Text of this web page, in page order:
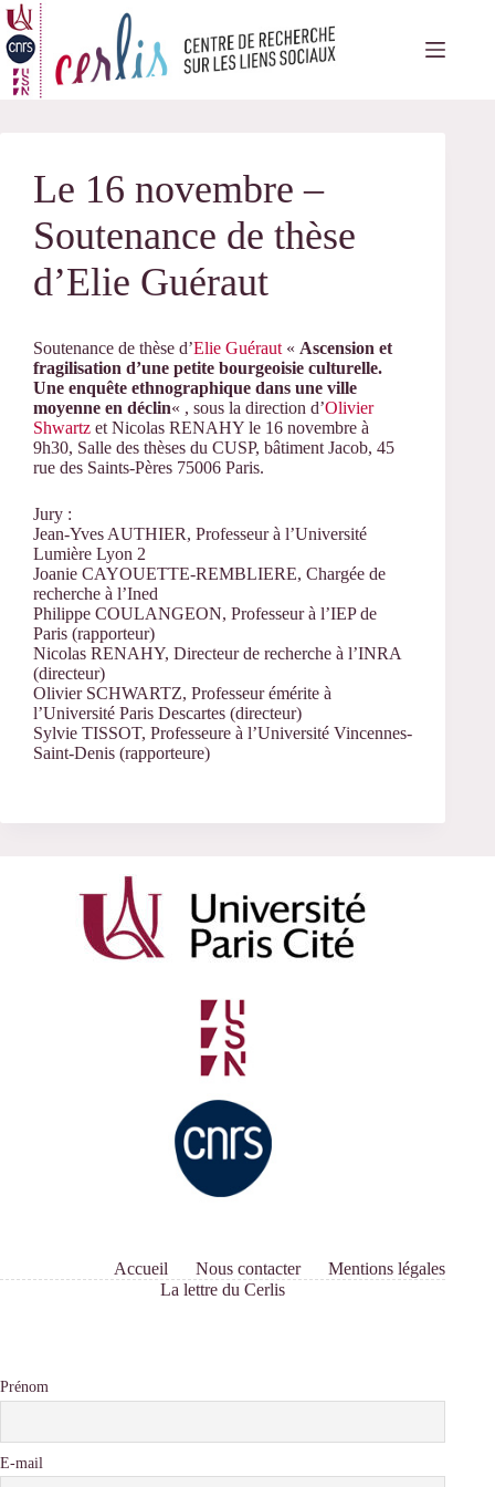
Passer
au
contenu
Le 16 novembre –
Soutenance de thèse
d’Elie Guéraut
Soutenance de thèse d’Elie Guéraut « Ascension et
fragilisation d’une petite bourgeoisie culturelle.
Une enquête ethnographique dans une ville
moyenne en déclin« , sous la direction d’Olivier
Shwartz et Nicolas RENAHY le 16 novembre à
9h30, Salle des thèses du CUSP, bâtiment Jacob, 45
rue des Saints-Pères 75006 Paris.
Jury :
Jean-Yves AUTHIER, Professeur à l’Université
Lumière Lyon 2
Joanie CAYOUETTE-REMBLIERE, Chargée de
recherche à l’Ined
Philippe COULANGEON, Professeur à l’IEP de
Paris (rapporteur)
Nicolas RENAHY, Directeur de recherche à l’INRA
(directeur)
Olivier SCHWARTZ, Professeur émérite à
l’Université Paris Descartes (directeur)
Sylvie TISSOT, Professeure à l’Université Vincennes-
Saint-Denis (rapporteure)
Accueil Nous contacter
Mentions légales
La lettre du Cerlis
Prénom
E-mail